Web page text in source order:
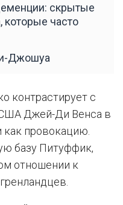
скрытые
которые часто
Джошуа
контрастирует с
Джей-Ди Венса в
как провокацию.
базу Питуффик,
отношении к